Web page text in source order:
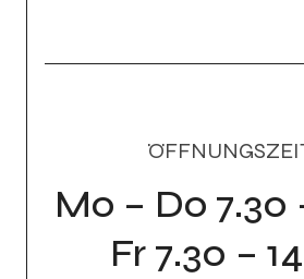
Mo – Do 7.30
Fr 7.30 –